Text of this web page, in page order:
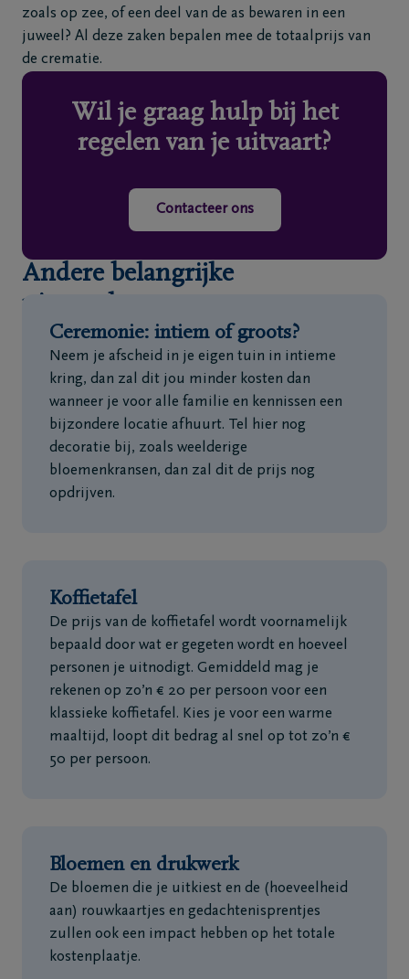
zoals op zee, of een deel van de as bewaren in een
juweel? Al deze zaken bepalen mee de totaalprijs van
de crematie.
Wil je graag hulp bij het
regelen van je uitvaart?
Contacteer ons
Andere belangrijke
uitvaartkosten
Ceremonie: intiem of groots?
Neem je afscheid in je eigen tuin in intieme
kring, dan zal dit jou minder kosten dan
wanneer je voor alle familie en kennissen een
bijzondere locatie afhuurt. Tel hier nog
decoratie bij, zoals weelderige
bloemenkransen, dan zal dit de prijs nog
opdrijven.
Koffietafel
De prijs van de koffietafel wordt voornamelijk
bepaald door wat er gegeten wordt en hoeveel
personen je uitnodigt. Gemiddeld mag je
rekenen op zo’n € 20 per persoon voor een
klassieke koffietafel. Kies je voor een warme
maaltijd, loopt dit bedrag al snel op tot zo’n €
50 per persoon.
Bloemen en drukwerk
De bloemen die je uitkiest en de (hoeveelheid
aan) rouwkaartjes en gedachtenisprentjes
zullen ook een impact hebben op het totale
kostenplaatje.